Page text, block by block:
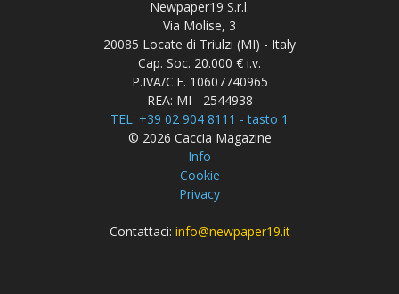
Newpaper19 S.r.l.
Via Molise, 3
20085 Locate di Triulzi (MI) - Italy
Cap. Soc. 20.000 € i.v.
P.IVA/C.F. 10607740965
REA: MI - 2544938
TEL: +39 02 904 8111 - tasto 1
© 2026 Caccia Magazine
Info
Cookie
Privacy
Contattaci: info@newpaper19.it